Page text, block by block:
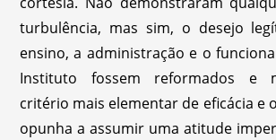
turbulência, mas sim, o desejo
ensino, a administração e o
Instituto fossem reformados e
critério mais elementar de eficácia e
opunha a assumir uma atitude